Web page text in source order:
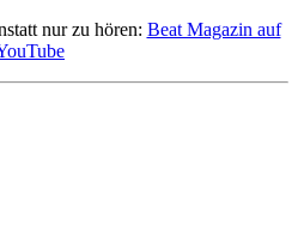
nur zu hören: Beat Magazin auf